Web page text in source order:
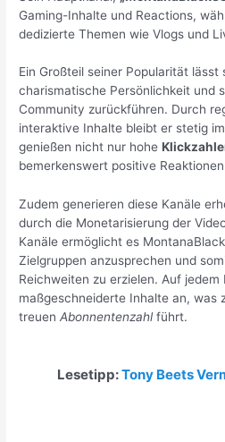
Gaming-Inhalte und Reactions,
dedizierte Themen wie Vlogs und
Ein Großteil seiner Popularität lässt
charismatische Persönlichkeit und
Community zurückführen. Durch
interaktive Inhalte bleibt er stetig
genießen nicht nur hohe
bemerkenswert positive
Zudem generieren diese Kanäle
durch die Monetarisierung der
Kanäle ermöglicht es
Zielgruppen anzusprechen und
Reichweiten zu erzielen. Auf jedem
maßgeschneiderte Inhalte an, was
treuenAbonnentenzahlführt.
Lesetipp:Tony Beets